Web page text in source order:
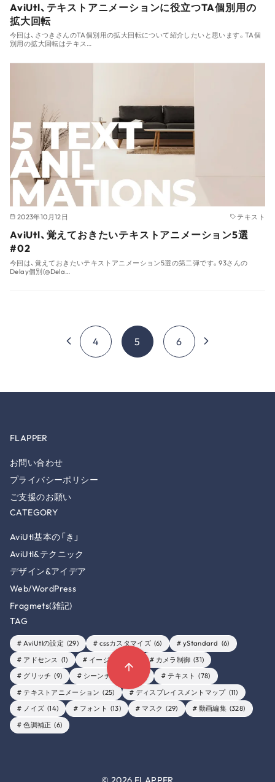
AviUtl、テキストアニメーションに役立つTA個別用の
拡大回転
今回は、さつきさんのTA個別用の拡大回転について紹介したいと思います。TA個
別用の拡大回転はテキス…
2023年10月12日 テキスト
AviUtl、覚えておきたいテキストアニメーション5選
#02
今回は、覚えておきたいテキストアニメーション5選の第二弾です。93さんの
Delay個別(@Dela…
4 5 6
FLAPPER
お問い合わせ
プライバシーポリシー
ご支援のお願い
CATEGORY
AviUtl基本の「き」
AviUtl&テクニック
デザイン&アイデア
Web/WordPress
Fragmets(雑記)
TAG
AviUtlの設定 (29) cssカスタマイズ (6) yStandard (6)
アドセンス (1) イージング カメラ制御 (31)
グリッチ (9) シーンチェンジ テキスト (78)
テキストアニメーション (25) ディスプレイスメントマップ (11)
ノイズ (14) フォント (13) マスク (29) 動画編集 (328)
色調補正 (6)